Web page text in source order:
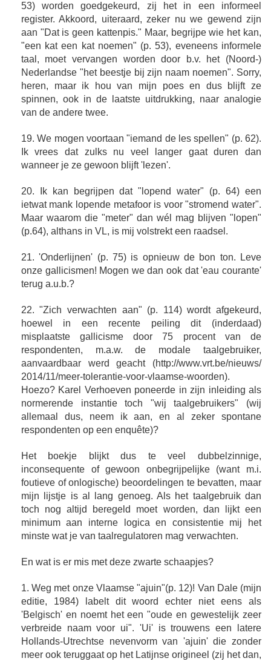
53) worden goedgekeurd, zij het in een informeel
register. Akkoord, uiteraard, zeker nu we gewend zijn
aan "Dat is geen kattenpis." Maar, begrijpe wie het kan,
"een kat een kat noemen" (p. 53), eveneens informele
taal, moet vervangen worden door b.v. het (Noord-)
Nederlandse "het beestje bij zijn naam noemen". Sorry,
heren, maar ik hou van mijn poes en dus blijft ze
spinnen, ook in de laatste uitdrukking, naar analogie
van de andere twee.
19. We mogen voortaan "iemand de les spellen" (p. 62).
Ik vrees dat zulks nu veel langer gaat duren dan
wanneer je ze gewoon blijft 'lezen'.
20. Ik kan begrijpen dat "lopend water" (p. 64) een
ietwat mank lopende metafoor is voor "stromend water".
Maar waarom die "meter" dan wél mag blijven "lopen"
(p.64), althans in VL, is mij volstrekt een raadsel.
21. 'Onderlijnen' (p. 75) is opnieuw de bon ton. Leve
onze gallicismen! Mogen we dan ook dat 'eau courante'
terug a.u.b.?
22. "Zich verwachten aan" (p. 114) wordt afgekeurd,
hoewel in een recente peiling dit (inderdaad)
misplaatste gallicisme door 75 procent van de
respondenten, m.a.w. de modale taalgebruiker,
aanvaardbaar werd geacht (http://www.vrt.be/nieuws/
2014/11/meer-tolerantie-voor-vlaamse-woorden).
Hoezo? Karel Verhoeven poneerde in zijn inleiding als
normerende instantie toch "wij taalgebruikers" (wij
allemaal dus, neem ik aan, en al zeker spontane
respondenten op een enquête)?
Het boekje blijkt dus te veel dubbelzinnige,
inconsequente of gewoon onbegrijpelijke (want m.i.
foutieve of onlogische) beoordelingen te bevatten, maar
mijn lijstje is al lang genoeg. Als het taalgebruik dan
toch nog altijd beregeld moet worden, dan lijkt een
minimum aan interne logica en consistentie mij het
minste wat je van taalregulatoren mag verwachten.
En wat is er mis met deze zwarte schaapjes?
1. Weg met onze Vlaamse "ajuin"(p. 12)! Van Dale (mijn
editie, 1984) labelt dit woord echter niet eens als
'Belgisch' en noemt het een "oude en gewestelijk zeer
verbreide naam voor ui". 'Ui' is trouwens een latere
Hollands-Utrechtse nevenvorm van 'ajuin' die zonder
meer ook teruggaat op het Latijnse origineel (zij het dan,